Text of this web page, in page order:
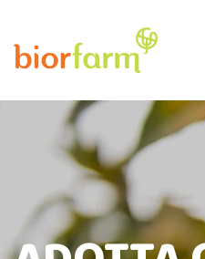
Che albero